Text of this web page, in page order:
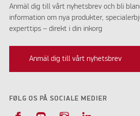
Anmäl dig till vårt nyhetsbrev och bli
information om nya produkter,
experttips – direkt i din inkorg
Anmäl dig till vårt nyhetsbrev
FØLG OS PÅ SOCIALE MEDIER